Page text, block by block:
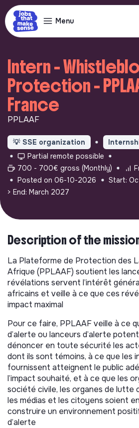
Menu
Intern -
Protection -
France
PPLAAF
💡 SSE organization
Partial remote possible
700 - 700€ gross (Monthly)
Posted on 06-10-2026
Start:
> End: March 2027
Description of the
La Plateforme de Protection des
Afrique (PPLAAF) soutient les
révélations servent l’intérêt
africains et veille à ce que ces
impact maximal
Pour ce faire, PPLAAF veille à ce
d’alerte ou lanceurs d’alerte
dénoncer en toute sécurité les
dont ils sont témoins, à ce que les
fournissent atteignent le public
l’impact souhaité, et à ce que les
société civile, les organes de lutte
les médias et les citoyens soient
construire un environnement
d’alerte